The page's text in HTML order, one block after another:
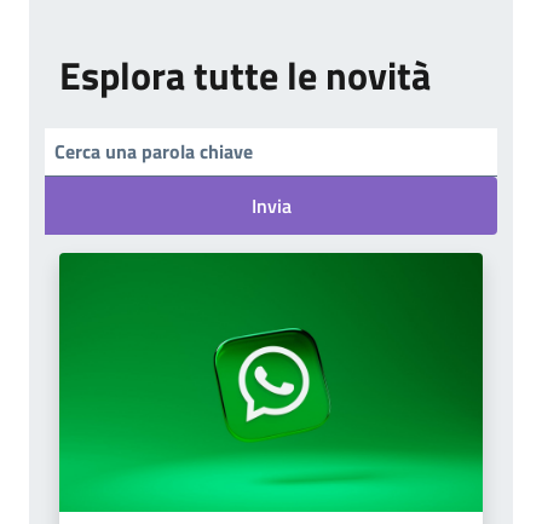
Esplora tutte le novità
Invia